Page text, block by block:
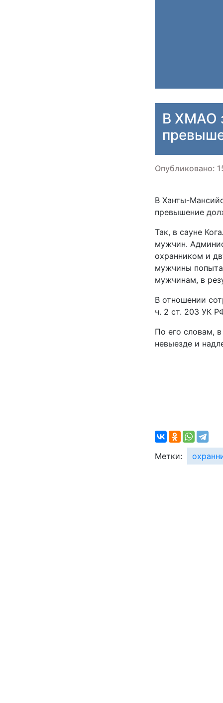
В ХМАО
Опубликовано:
В Ханты-
превышение
Так, в сауне
мужчин.
охранником и
мужчины
мужчинам, в
В отношении
ч. 2 ст. 203 УК
По его словам,
невыезде и
Метки: